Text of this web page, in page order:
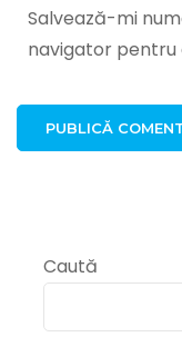
Salvează-mi
navigator pentru
Caută